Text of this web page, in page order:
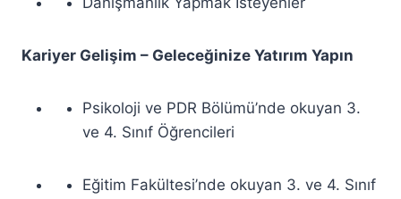
Kariyer Gelişim – Geleceğinize Yatırım Yapın
Psikoloji ve PDR Bölümü’nde okuyan 3.
ve 4. Sınıf Öğrencileri
Eğitim Fakültesi’nde okuyan 3. ve 4. Sınıf